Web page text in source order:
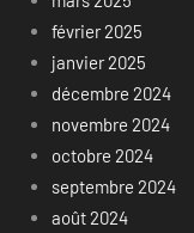
février 2025
janvier 2025
décembre 2024
novembre 2024
octobre 2024
septembre 2024
août 2024